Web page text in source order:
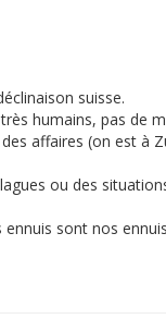
suisse.
humains, pas
affaires (on est à
ou des
sont nos